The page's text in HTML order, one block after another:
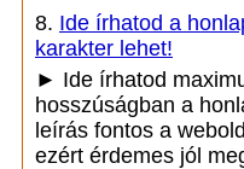
8. Ide írhatod a
karakter lehet!
► Ide írhatod
hosszúságban a
leírás fontos a
ezért érdemes jól